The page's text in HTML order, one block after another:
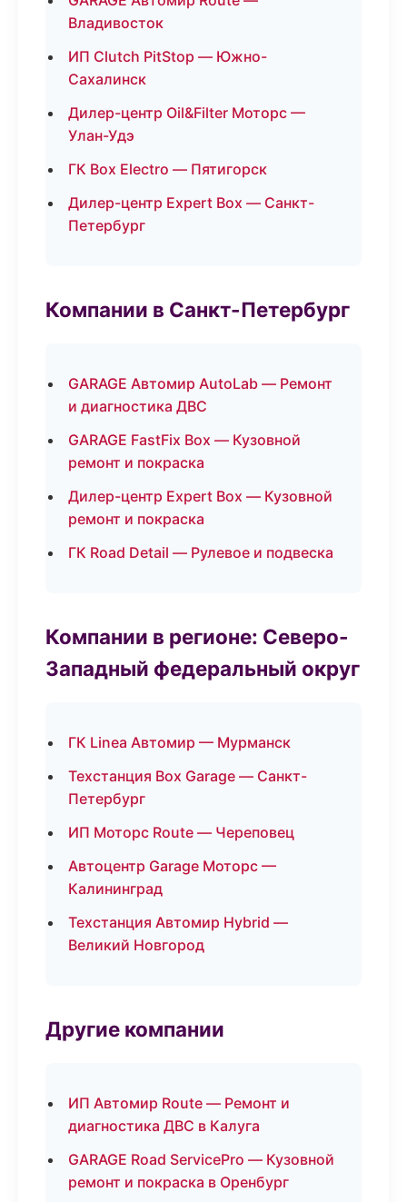
Владивосток
ИП Clutch PitStop — Южно-
Сахалинск
Дилер-центр Oil&Filter Моторс —
Улан-Удэ
ГК Box Electro — Пятигорск
Дилер-центр Expert Box — Санкт-
Петербург
Компании в Санкт-Петербург
GARAGE Автомир AutoLab — Ремонт
и диагностика ДВС
GARAGE FastFix Box — Кузовной
ремонт и покраска
Дилер-центр Expert Box — Кузовной
ремонт и покраска
ГК Road Detail — Рулевое и подвеска
Компании в регионе: Северо-
Западный федеральный округ
ГК Linea Автомир — Мурманск
Техстанция Box Garage — Санкт-
Петербург
ИП Моторс Route — Череповец
Автоцентр Garage Моторс —
Калининград
Техстанция Автомир Hybrid —
Великий Новгород
Другие компании
ИП Автомир Route — Ремонт и
диагностика ДВС в Калуга
GARAGE Road ServicePro — Кузовной
ремонт и покраска в Оренбург